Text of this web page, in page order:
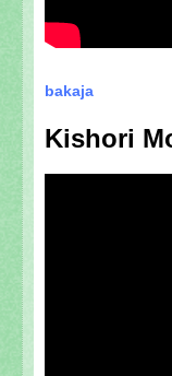
bakaja
Kishori